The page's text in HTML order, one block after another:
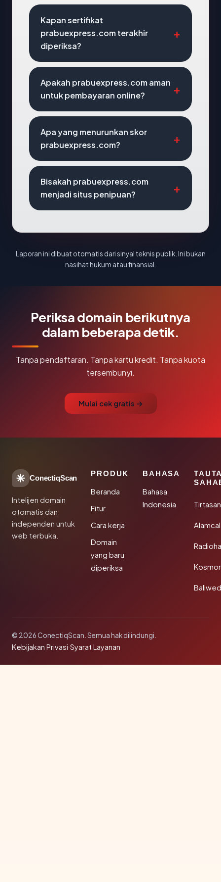
Kapan sertifikat
prabuexpress.com terakhir
diperiksa?
Apakah prabuexpress.com aman
untuk pembayaran online?
Apa yang menurunkan skor
prabuexpress.com?
Bisakah prabuexpress.com
menjadi situs penipuan?
Laporan ini dibuat otomatis dari sinyal teknis publik. Ini bukan
nasihat hukum atau finansial.
Periksa domain berikutnya
dalam beberapa detik.
Tanpa pendaftaran. Tanpa kartu kredit. Tanpa kuota
tersembunyi.
Mulai cek gratis →
ConectiqScan
Intelijen domain
otomatis dan
independen untuk
web terbuka.
PRODUK
Beranda
Fitur
Cara kerja
Domain
yang baru
diperiksa
BAHASA
Bahasa
Indonesia
© 2026 ConectiqScan. Semua hak dilindungi.
Kebijakan Privasi·Syarat Layanan